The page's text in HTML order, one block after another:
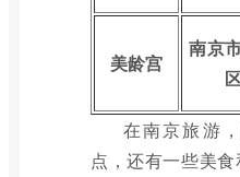
美龄宫
南京
在南京旅游
点，还有一些美